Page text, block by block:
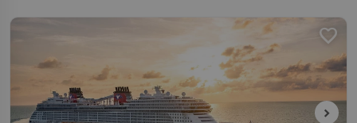
favorite
chevron_right